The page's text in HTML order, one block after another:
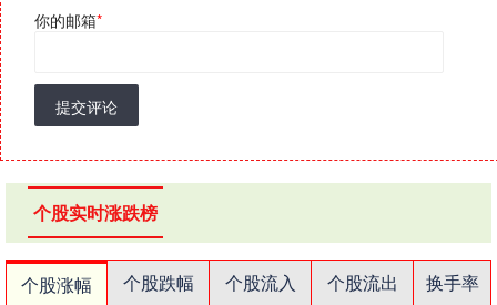
你的邮箱*
提交评论
个股实时涨跌榜
个股涨幅 个股跌幅 个股流入 个股流出
换手率